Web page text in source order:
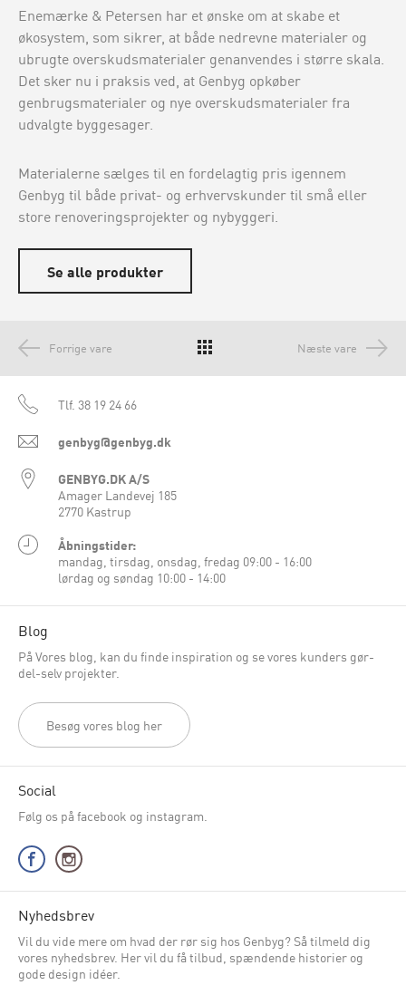
Enemærke & Petersen har et ønske om at skabe et
økosystem, som sikrer, at både nedrevne materialer og
ubrugte overskudsmaterialer genanvendes i større skala.
Det sker nu i praksis ved, at Genbyg opkøber
genbrugsmaterialer og nye overskudsmaterialer fra
udvalgte byggesager.
Materialerne sælges til en fordelagtig pris igennem
Genbyg til både privat- og erhvervskunder til små eller
store renoveringsprojekter og nybyggeri.
Se alle produkter
Forrige vare Næste vare
Tlf. 38 19 24 66
genbyg@genbyg.dk
GENBYG.DK A/S
Amager Landevej 185
2770 Kastrup
Åbningstider:
mandag, tirsdag, onsdag, fredag 09:00 - 16:00
lørdag og søndag 10:00 - 14:00
Blog
På Vores blog, kan du finde inspiration og se vores kunders gør-
del-selv projekter.
Besøg vores blog her
Social
Følg os på facebook og instagram.
Nyhedsbrev
Vil du vide mere om hvad der rør sig hos Genbyg? Så tilmeld dig
vores nyhedsbrev. Her vil du få tilbud, spændende historier og
gode design idéer.